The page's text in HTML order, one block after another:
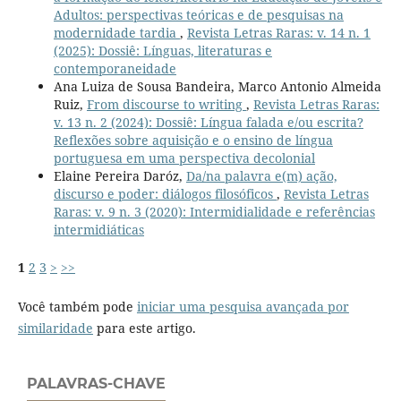
Adultos: perspectivas teóricas e de pesquisas na
modernidade tardia , Revista Letras Raras: v. 14 n. 1
(2025): Dossiê: Línguas, literaturas e
contemporaneidade
Ana Luiza de Sousa Bandeira, Marco Antonio Almeida
Ruiz, From discourse to writing , Revista Letras Raras:
v. 13 n. 2 (2024): Dossiê: Língua falada e/ou escrita?
Reflexões sobre aquisição e o ensino de língua
portuguesa em uma perspectiva decolonial
Elaine Pereira Daróz, Da/na palavra e(m) ação,
discurso e poder: diálogos filosóficos , Revista Letras
Raras: v. 9 n. 3 (2020): Intermidialidade e referências
intermidiáticas
1 2 3 > >>
Você também pode iniciar uma pesquisa avançada por
similaridade para este artigo.
PALAVRAS-CHAVE